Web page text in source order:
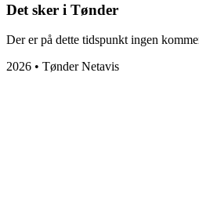
Det sker i Tønder
Der er på dette tidspunkt ingen
2026 • Tønder Netavis